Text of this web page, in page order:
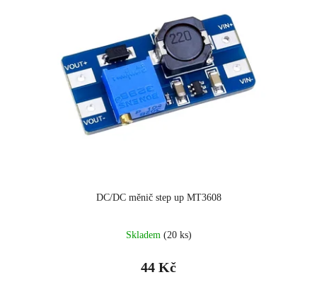
DC/DC měnič step up MT3608
hodnocení
je
Skladem (20 ks)
44 Kč